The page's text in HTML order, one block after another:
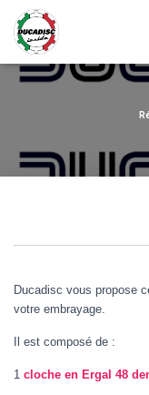
e
h
c
e
Ducadisc vous propose
votre embrayage.
Il est composé de :
1 cloche en Ergal 48